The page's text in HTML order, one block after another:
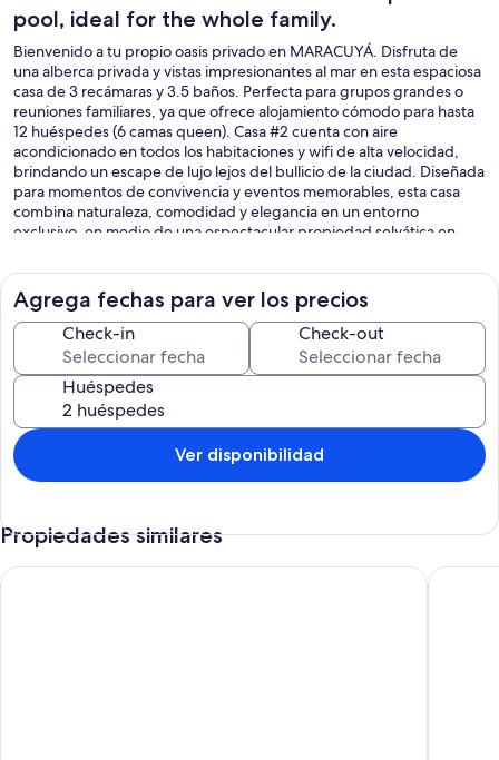
pool, ideal for the whole family.
Bienvenido a tu propio oasis privado en MARACUYÁ. Disfruta de
una alberca privada y vistas impresionantes al mar en esta espaciosa
casa de 3 recámaras y 3.5 baños. Perfecta para grupos grandes o
reuniones familiares, ya que ofrece alojamiento cómodo para hasta
12 huéspedes (6 camas queen). Casa #2 cuenta con aire
acondicionado en todos los habitaciones y wifi de alta velocidad,
brindando un escape de lujo lejos del bullicio de la ciudad. Diseñada
para momentos de convivencia y eventos memorables, esta casa
combina naturaleza, comodidad y elegancia en un entorno
exclusivo, en medio de una espectacular propiedad selvática en
Agrega fechas para ver los precios
Check-in Check-out
Huéspedes
Ver disponibilidad
Propiedades similares
Casa de Colores private Villa in Playa Las Tortugus